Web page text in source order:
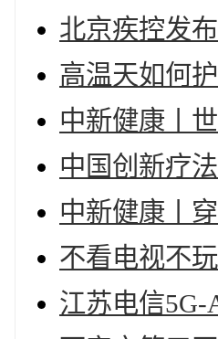
北京疾控发
高温天如何
中新健康丨
中国创新疗
中新健康丨
不看电视不
江苏电信